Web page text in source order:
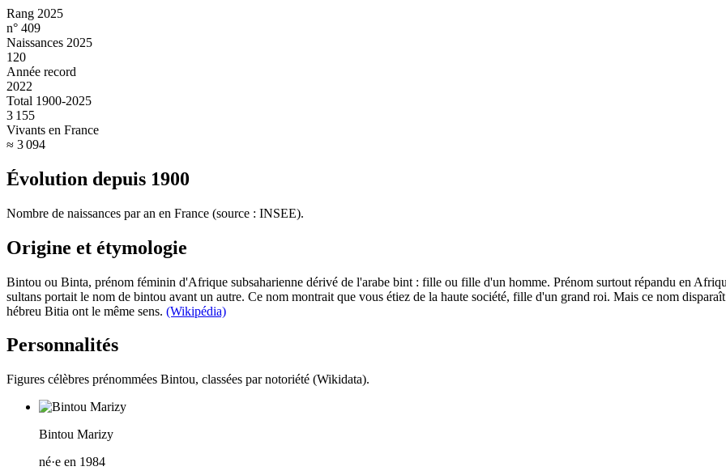
Rang 2025
n° 409
Naissances 2025
120
Année record
2022
Total 1900-2025
3 155
Vivants en France
≈ 3 094
Évolution depuis 1900
Nombre de naissances par an en France (source : INSEE).
Origine et étymologie
Bintou ou Binta, prénom féminin d'Afrique subsaharienne dérivé de l'arabe bint : fille ou fille d'un homme. Prénom surtout répandu en
sultans portait le nom de bintou avant un autre. Ce nom montrait que vous étiez de la haute société, fille d'un grand roi. Mais ce nom
hébreu Bitia ont le même sens. (Wikipédia)
Personnalités
Figures célèbres prénommées Bintou, classées par notoriété (Wikidata).
Bintou Marizy
né·e en 1984